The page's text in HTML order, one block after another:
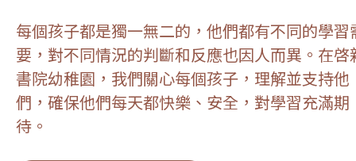
每個孩子都是獨一無二的，他們都有不同的學習
要，對不同情況的判斷和反應也因人而異。在啓
書院幼稚園，我們關心每個孩子，理解並支持他
們，確保他們每天都快樂、安全，對學習充滿期
待。